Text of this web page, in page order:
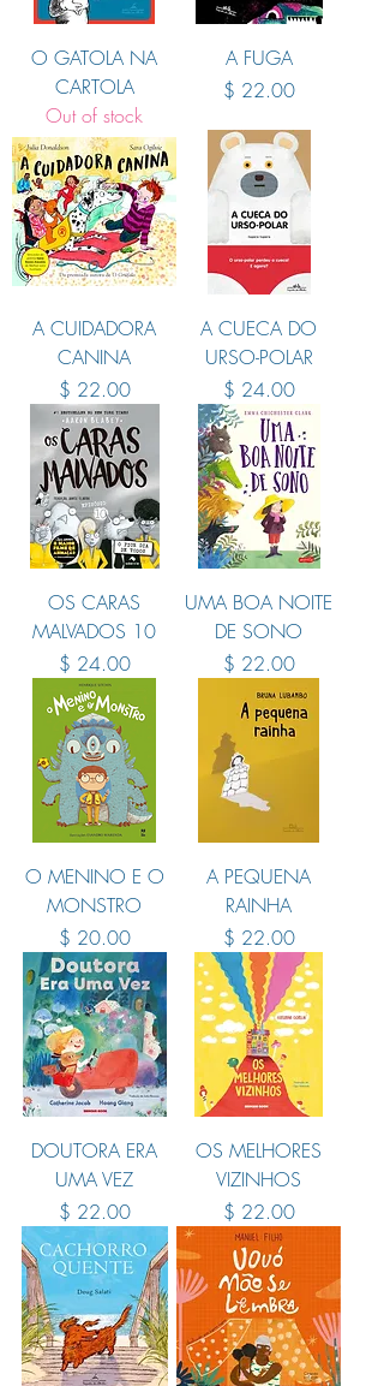
O GATOLA NA
CARTOLA
Out of stock
A FUGA
Price
$ 22.00
A CUIDADORA
CANINA
Price
$ 22.00
A CUECA DO
URSO-POLAR
Price
$ 24.00
OS CARAS
MALVADOS 10
Price
$ 24.00
UMA BOA NOITE
DE SONO
Price
$ 22.00
O MENINO E O
MONSTRO
Price
$ 20.00
A PEQUENA
RAINHA
Price
$ 22.00
DOUTORA ERA
UMA VEZ
Price
$ 22.00
OS MELHORES
VIZINHOS
Price
$ 22.00